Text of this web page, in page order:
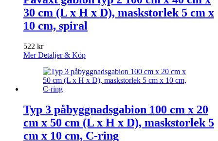
30 cm (L x H x D), maskstorlek 5 cm x
10 cm, spiral
522 kr
Mer Detaljer & Köp
Typ 3 påbyggnadsgabion 100 cm x 20
cm x 50 cm (L x H x D), maskstorlek 5
cm x 10 cm, C-ring